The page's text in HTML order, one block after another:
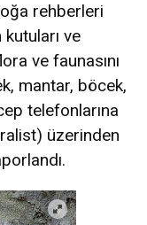
rehberleri
ve
ve faunasını
mantar, böcek,
telefonlarına
üzerinden